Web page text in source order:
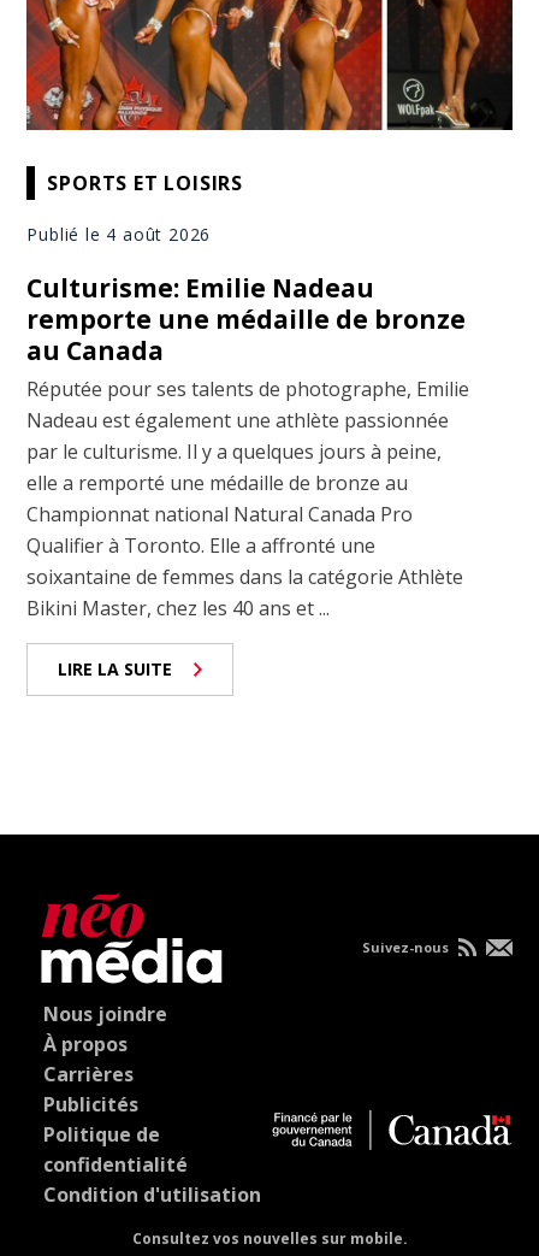
SPORTS ET LOISIRS
Publié le 4 août 2026
Culturisme: Emilie Nadeau
remporte une médaille de bronze
au Canada
Réputée pour ses talents de photographe, Emilie
Nadeau est également une athlète passionnée
par le culturisme. Il y a quelques jours à peine,
elle a remporté une médaille de bronze au
Championnat national Natural Canada Pro
Qualifier à Toronto. Elle a affronté une
soixantaine de femmes dans la catégorie Athlète
Bikini Master, chez les 40 ans et ...
LIRE LA SUITE
Nous joindre
À propos
Carrières
Publicités
Politique de
confidentialité
Condition d'utilisation
Consultez vos nouvelles sur mobile.
Suivez-nous